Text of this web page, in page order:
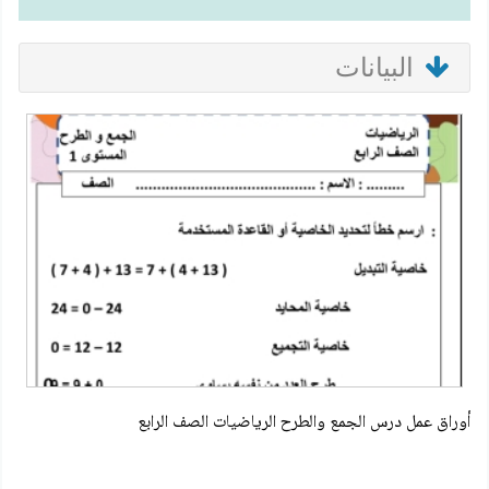
البيانات
أوراق عمل درس الجمع والطرح الرياضيات الصف الرابع